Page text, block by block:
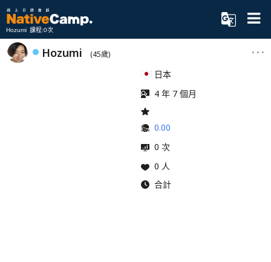
Hozumi 課程:0次
Hozumi (45歲)
日本
4 年 7 個月
0.00
0 次
0 人
合計